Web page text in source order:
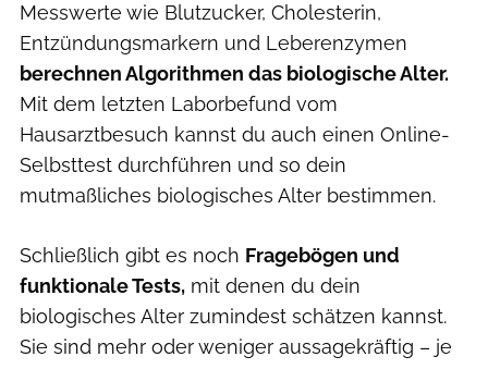
Messwerte wie Blutzucker, Cholesterin,
Entzündungsmarkern und Leberenzymen
berechnen Algorithmen das biologische Alter.
Mit dem letzten Laborbefund vom
Hausarztbesuch kannst du auch einen Online-
Selbsttest durchführen und so dein
mutmaßliches biologisches Alter bestimmen.
Schließlich gibt es noch Fragebögen und
funktionale Tests, mit denen du dein
biologisches Alter zumindest schätzen kannst.
Sie sind mehr oder weniger aussagekräftig – je